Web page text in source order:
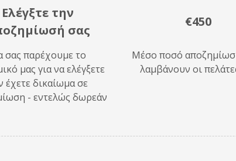
Ελέγξτε την
σας
σας παρέχουμε το
μας για να ελέγξετε
έχετε δικαίωμα σε
- εντελώς δωρεάν
€450
Μέσο ποσό
λαμβάνουν οι